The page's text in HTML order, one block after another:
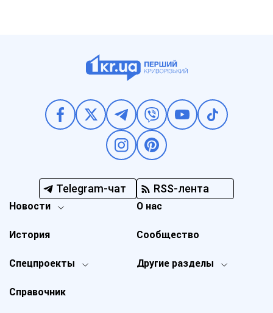
Telegram-чат RSS-лента
Новости
Спецпроекты Другие разделы
История
О нас
Справочник
Сообщество